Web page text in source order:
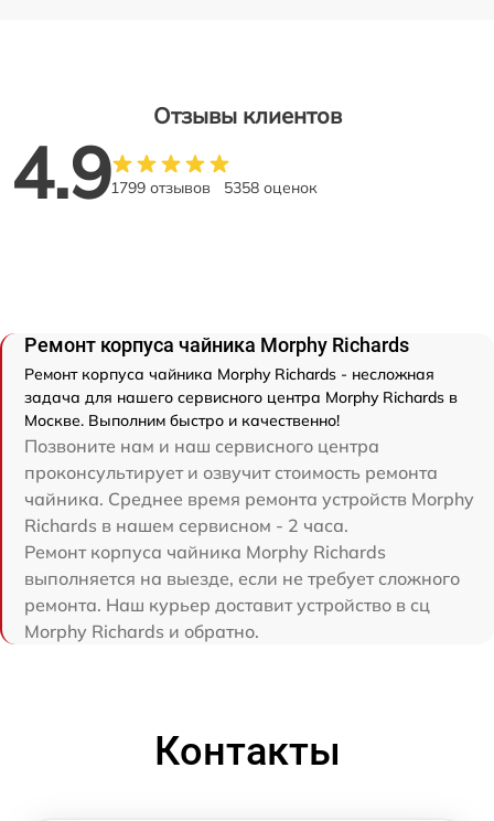
Отзывы клиентов
4.91799 отзывов 5358 оценок
Ремонт корпуса чайника Morphy Richards
Ремонт корпуса чайника Morphy Richards - несложная
задача для нашего сервисного центра Morphy Richards в
Москве. Выполним быстро и качественно!
Позвоните нам и наш сервисного центра
проконсультирует и озвучит стоимость ремонта
чайника. Среднее время ремонта устройств Morphy
Richards в нашем сервисном - 2 часа.
Ремонт корпуса чайника Morphy Richards
выполняется на выезде, если не требует сложного
ремонта. Наш курьер доставит устройство в сц
Morphy Richards и обратно.
Контакты